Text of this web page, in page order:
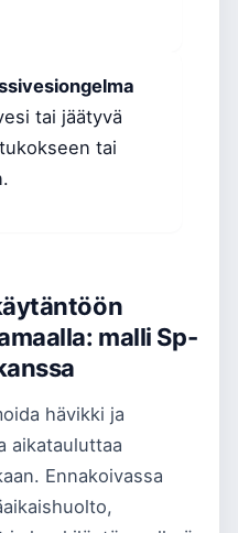
tai jäätyvä
tai
malli Sp-
hävikki ja
aikatauluttaa
Ennakoivassa